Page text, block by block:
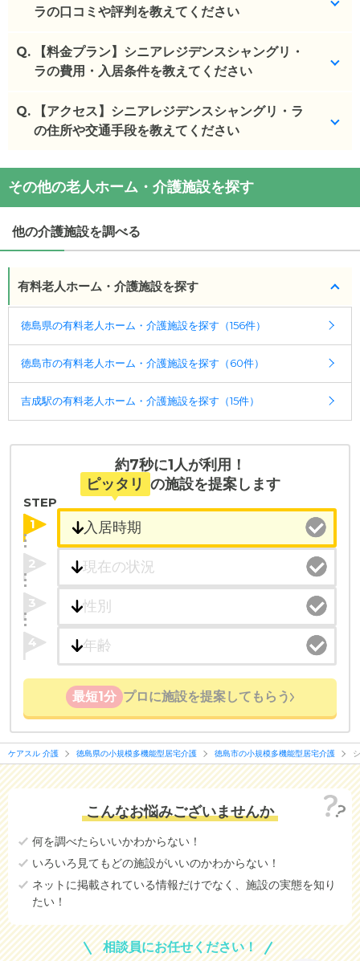
ラの口コミや評判を教えてください
シニアレジデンスシャングリ・ラを見学した方の口
コミを確認できます。
シニアレジデンスシャングリ・ラ
口コミ
・職員さんが親切で施設での様子をよく話してくれ
る。常に清潔に掃...
クレーションがあ...
・ うちの祖母は車いすなのでトイレが不便だが、そ
施設の雰囲気
の施設写真を見ることができます。
◎ケアスル 介護の3つの特徴
ポート
受付時間：10：00～19：00
・全国10000件の介護施設情報を掲載
幅広い選択肢の中から、条件にあった施設を選ぶ
ことができます。
・こだわりの条件や医療体制から施設を探せる
たとえば「カラオケ」「麻雀」が楽しめる施設、
「夫婦入居可」の施設、「看取り可」の施設など、
医療・看護体制から施設を探すこともできます。
Q.
【料金プラン】シニアレジデンスシャングリ・
ラの費用・入居条件を教えてください
シニアレジデンスシャングリ・ラの入居金・月額料
金は次のとおりです。
・月額費用が12.7〜16.2万円
・要介護度：自立、要支援1、要支援2、要介護1、要
ケアスル 介護では詳細な料金プラン
す。詳しくはこちら。
・経験豊富な入居相談員が完全無料で施設探しをサ
ポート
入居相談： 0120-579-721 （無料）
・全国10000件の介護施設情報を掲載
幅広い選択肢の中から、条件にあった施設を選ぶ
ことができます。
・こだわりの条件や医療体制から施設を探せる
たとえば「カラオケ」「麻雀」が楽しめる施設、
「夫婦入居可」の施設、「看取り可」の施設など、
医療・看護体制から施設を探すこともできます。
Q.
【アクセス】シニアレジデンスシャングリ・ラ
の住所や交通手段を教えてください
シニアレジデンスシャングリ・ラの交通アクセス
・住所：徳島県徳島市北常三島町2-48-1
・最寄り駅：徳島駅1.3km阿波富田駅2.1km佐古駅
2.2km二軒屋駅3.3km
4.6km吉成駅5.0km
その他の老人ホーム・介護施設を探す
他の介護施設を調べる
有料老人ホーム・介護施設を探す
徳島県の有料老人ホーム・介護施設を探す（156件）
徳島市の有料老人ホーム・介護施設を探す（60件）
吉成駅の有料老人ホーム・介護施設を探す（15件）
約7秒に1人が利用！
ピッタリ の施設を提案します
STEP
1
2
3
4
最短1分 プロに施設を提案してもらう
ケアスル 介護 徳島県の小規模多機能型居宅介護 徳島市の小規模多機能型居宅介護
こんなお悩みございませんか
何を調べたらいいかわからない！
いろいろ見てもどの施設がいいのかわからない！
ネットに掲載されている情報だけでなく、施設の実態を知り
たい！
相談員にお任せください！